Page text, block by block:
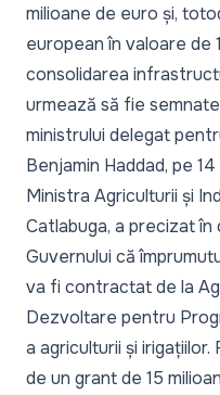
milioane de euro și,
european în valoare de
consolidarea
urmează să fie
ministrului delegat
Benjamin Haddad, pe 14
Ministra Agriculturii și
Catlabuga, a precizat
Guvernului că
va fi contractat de la
Dezvoltare pentru
a agriculturii și
de un grant de 15